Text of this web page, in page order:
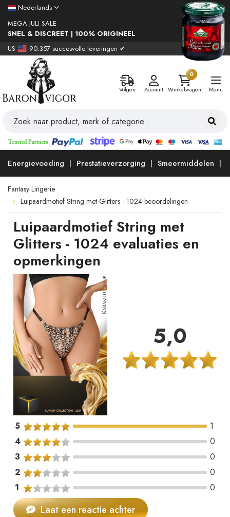
Nederlands
MEGA JULI SALE
SNEL & DISCREET | 100% ORIGINEEL
US
90.357 succesvolle leveringen ✔
Volgen Account
0
Winkelwagen
Menu
Energievoeding Prestatieverzorging Smeermiddelen
Fantasy Lingerie
Luipaardmotief String met Glitters - 1024 beoordelingen
Luipaardmotief String met
Glitters - 1024 evaluaties en
opmerkingen
5,0
5
1
4
0
3
0
2
0
1
0
Laat een reactie achter